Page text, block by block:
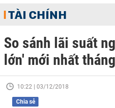
TÀI CHÍNH
So sánh lãi suất
lớn' mới nhất
10:22 | 03/12/2018
Chia sẻ